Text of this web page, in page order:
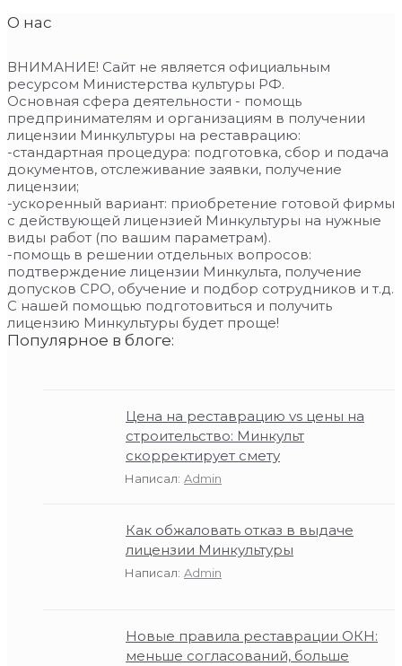
О нас
ВНИМАНИЕ! Сайт не является официальным
ресурсом Министерства культуры РФ.
Основная сфера деятельности - помощь
предпринимателям и организациям в получении
лицензии Минкультуры на реставрацию:
-стандартная процедура: подготовка, сбор и подача
документов, отслеживание заявки, получение
лицензии;
-ускоренный вариант: приобретение готовой фирмы
с действующей лицензией Минкультуры на нужные
виды работ (по вашим параметрам).
-помощь в решении отдельных вопросов:
подтверждение лицензии Минкульта, получение
допусков СРО, обучение и подбор сотрудников и т.д.
С нашей помощью подготовиться и получить
лицензию Минкультуры будет проще!
Популярное в блоге:
Цена на реставрацию vs цены на
строительство: Минкульт
скорректирует смету
Написал: Admin
Как обжаловать отказ в выдаче
лицензии Минкультуры
Написал: Admin
Новые правила реставрации ОКН:
меньше согласований, больше